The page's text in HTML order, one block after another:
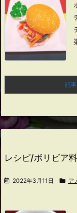
記
レシピ/ボリビア
2022年3月11日 ア